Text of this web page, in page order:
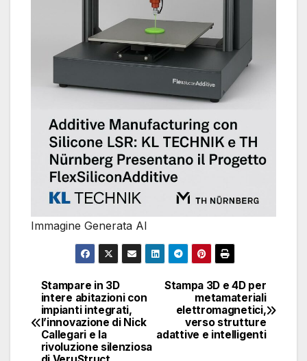
Immagine Generata AI
Navigazione
articoli
Stampa 3D e 4D per
metamateriali
elettromagnetici,
verso strutture
adattive e intelligenti
Stampare in 3D
intere abitazioni con
impianti integrati,
l’innovazione di Nick
Callegari e la
rivoluzione silenziosa